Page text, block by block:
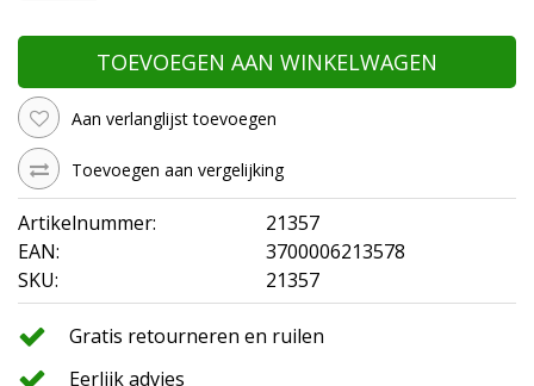
TOEVOEGEN AAN WINKELWAGEN
Aan verlanglijst toevoegen
Toevoegen aan vergelijking
Artikelnummer:
21357
EAN:
3700006213578
SKU:
21357
Gratis retourneren en ruilen
Eerlijk advies